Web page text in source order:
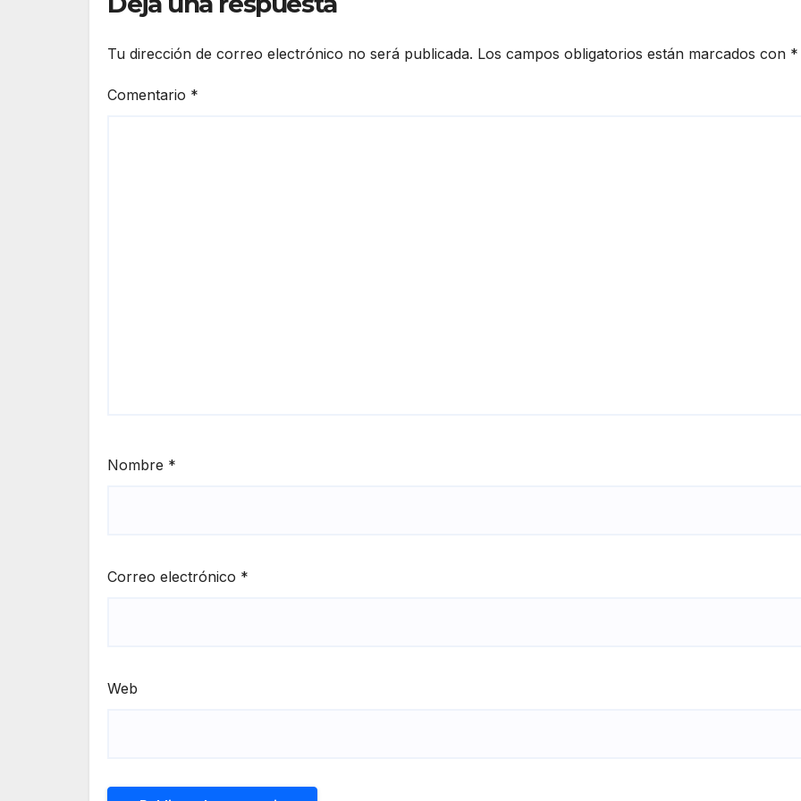
Tu dirección de correo electrónico no será publicada. Los campos obligatorios están marcados con *
Comentario *
Nombre *
Correo electrónico *
Web